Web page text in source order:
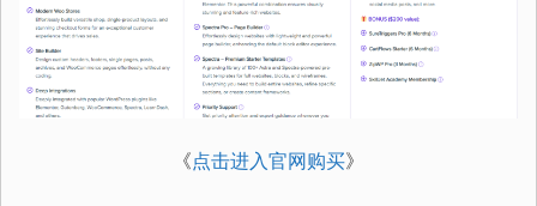
《点击进入官网购买》